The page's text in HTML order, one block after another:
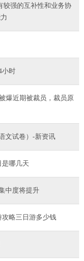
较强的互补性和业务协
小时
爆近期被裁员，裁员原
文试卷）-新资讯
哪几天
中度将提升
略三日游多少钱